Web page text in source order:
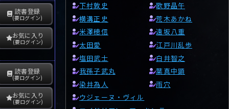
読書登録
(要ログイン)
お気に入り
(要ログイン)
読書登録
(要ログイン)
お気に入り
(要ログイン)
下村敦史
歌野晶午
横溝正史
荒木あかね
米澤穂信
遠坂八重
太田愛
江戸川乱歩
塩田武士
白井智之
我孫子武丸
葉真中顕
染井為人
雨穴
ウジェーヌ・ヴィル